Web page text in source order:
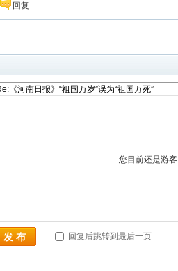
回复
您目前还是游
发 布 回复后跳转到最后一页